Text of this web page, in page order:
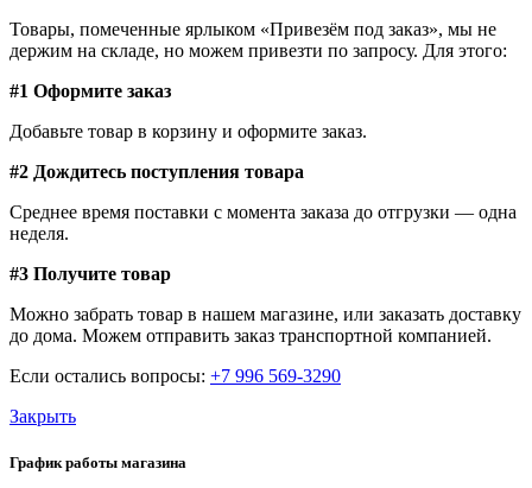
Товары, помеченные ярлыком «Привезём под заказ», мы не
держим на складе, но можем привезти по запросу. Для этого:
#1 Оформите заказ
Добавьте товар в корзину и оформите заказ.
#2 Дождитесь поступления товара
Среднее время поставки с момента заказа до отгрузки — одна
неделя.
#3 Получите товар
Можно забрать товар в нашем магазине, или заказать доставку
до дома. Можем отправить заказ транспортной компанией.
Если остались вопросы: +7 996 569-3290
Закрыть
График работы магазина